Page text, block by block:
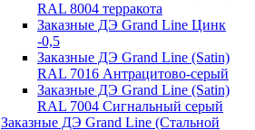
RAL 8004 терракота
Заказные ДЭ Grand Line Цинк
-0,5
Заказные ДЭ Grand Line (Satin)
RAL 7016 Антрацитово-серый
Заказные ДЭ Grand Line (Satin)
RAL 7004 Сигнальный серый
Заказные ДЭ Grand Line (Стальной